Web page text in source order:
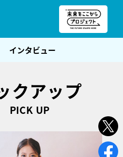
インタビュー
クアップ
PICK UP